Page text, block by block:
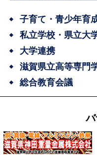
子育て・青少年育
私立学校・県立大
大学連携
滋賀県立高等専門
総合教育会議